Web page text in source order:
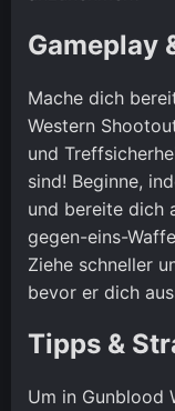
Gameplay
Mache dich
Western
und
sind! Beginne,
und bereite dich
gegen-eins-
Ziehe schneller
bevor er dich
Tipps &
Um in Gunblood